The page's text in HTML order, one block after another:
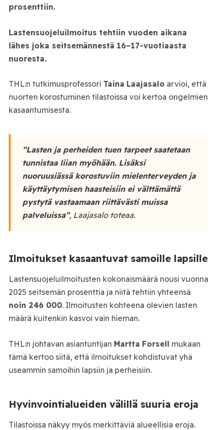
prosenttiin.
Lastensuojeluilmoitus tehtiin vuoden aikana
lähes joka seitsemännestä 16–17-vuotiaasta
nuoresta.
THL:n tutkimusprofessori Taina Laajasalo arvioi, että
nuorten korostuminen tilastoissa voi kertoa ongelmien
kasaantumisesta.
”Lasten ja perheiden tuen tarpeet saatetaan
tunnistaa liian myöhään. Lisäksi
nuoruusiässä korostuviin mielenterveyden ja
käyttäytymisen haasteisiin ei välttämättä
pystytä vastaamaan riittävästi muissa
palveluissa”, Laajasalo toteaa.
Ilmoitukset kasaantuvat samoille lapsille
Lastensuojeluilmoitusten kokonaismäärä nousi vuonna
2025 seitsemän prosenttia ja niitä tehtiin yhteensä
noin 246 000. Ilmoitusten kohteena olevien lasten
määrä kuitenkin kasvoi vain hieman.
THL:n johtavan asiantuntijan Martta Forsell mukaan
tämä kertoo siitä, että ilmoitukset kohdistuvat yhä
useammin samoihin lapsiin ja perheisiin.
Hyvinvointialueiden välillä suuria eroja
Tilastoissa näkyy myös merkittäviä alueellisia eroja.